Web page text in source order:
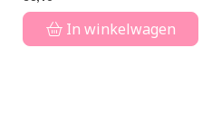
In winkelwagen